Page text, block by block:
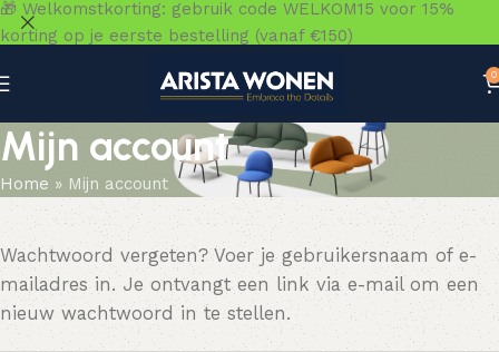
0
Mijn account
Home » Mijn account
Wachtwoord vergeten? Voer je gebruikersnaam of e-
mailadres in. Je ontvangt een link via e-mail om een
nieuw wachtwoord in te stellen.
🎁 Welkomstkorting: gebruik code WELKOM15 voor 15%
korting op je eerste bestelling (vanaf €150)